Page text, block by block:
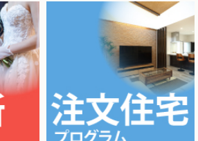
りま
職エー
） ・転
・転職
生理管
不動産
不動産
ドセル
いた
お申込
投資を選択する人が増えてきていま
す。 サラリーマンからでも始められ
る不動産投資は税金対策として注目
を浴びています。 弊社では独占案件
や好条件でのご案内が可能になりま
す！ 資料請求からオンライン面談な
ど複数相談方法があり訴求がしやす
いカテゴリにもなります。 ぜひご掲
載のご検討をよろしくお願いしま
す！ ★ 新規でご登録いただくアフィ